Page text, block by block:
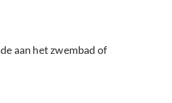
aan het zwembad of